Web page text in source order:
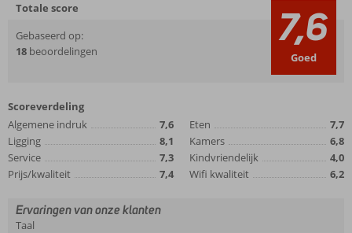
Totale score
Gebaseerd op:
18 beoordelingen 7,6
Goed
Scoreverdeling
Algemene indruk
7,6
Ligging
8,1
Service
7,3
Prijs/kwaliteit
7,4
Eten
7,7
Kamers
6,8
Kindvriendelijk
4,0
Wifi kwaliteit
6,2
Ervaringen van onze klanten
Taal